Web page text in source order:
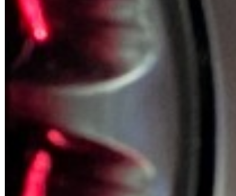
Cupra
6 Modelle · 1 Referenz